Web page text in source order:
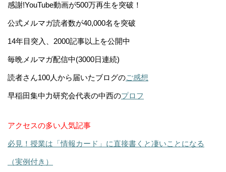
感謝!YouTube動画が500万再生を突破！
公式メルマガ読者数が40,000名を突破
14年目突入、2000記事以上を公開中
毎晩メルマガ配信中(3000日連続)
読者さん100人から届いたブログのご感想
早稲田集中力研究会代表の中西のプロフ
アクセスの多い人気記事
必見！授業は「情報カード」に直接書くと凄いことになる
（実例付き）